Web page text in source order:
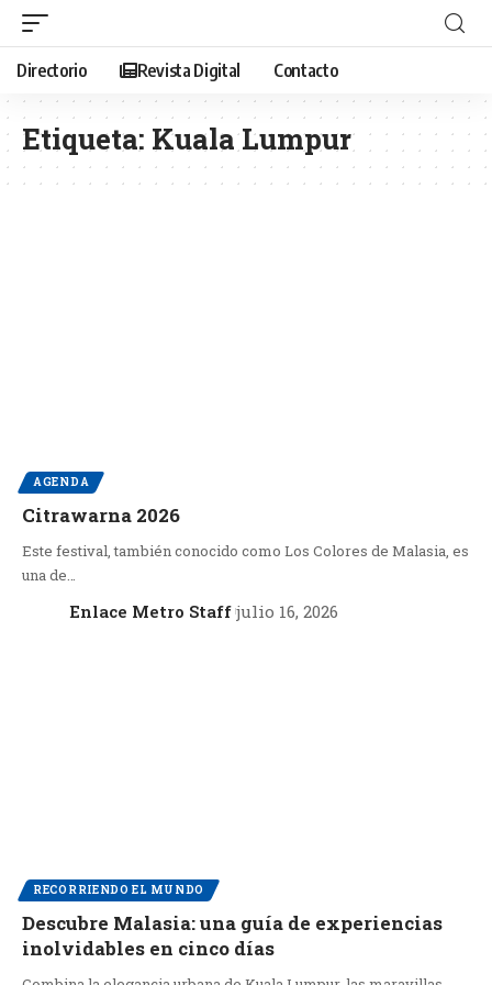
Directorio Revista Digital Contacto
Etiqueta: Kuala Lumpur
AGENDA
Citrawarna 2026
Este festival, también conocido como Los Colores de Malasia, es
una de…
Enlace Metro Staff julio 16, 2026
RECORRIENDO EL MUNDO
Descubre Malasia: una guía de experiencias
inolvidables en cinco días